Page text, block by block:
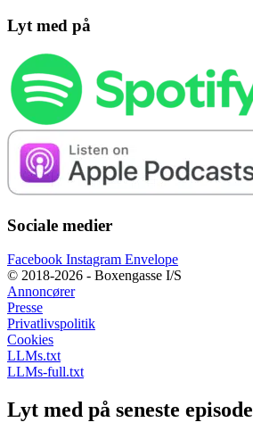
Lyt med på
Sociale medier
Facebook Instagram Envelope
© 2018-2026 - Boxengasse I/S
Annoncører
Presse
Privatlivspolitik
Cookies
LLMs.txt
LLMs-full.txt
Lyt med på seneste episode